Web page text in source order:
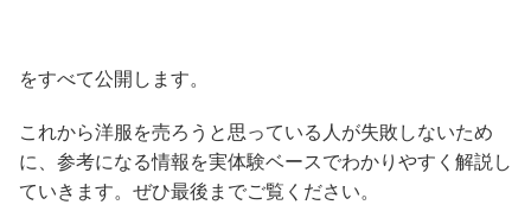
をすべて公開します。
これから洋服を売ろうと思っている人が失敗しないため
に、参考になる情報を実体験ベースでわかりやすく解説し
ていきます。ぜひ最後までご覧ください。